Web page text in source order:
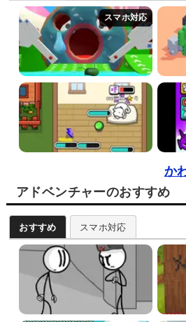
か
アドベンチャーのおすすめ
おすすめ スマホ対応